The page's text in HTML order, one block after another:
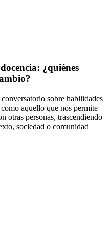
¿quiénes
sobre habilidades
aquello que nos permite
otras personas, trascendiendo
sociedad o comunidad